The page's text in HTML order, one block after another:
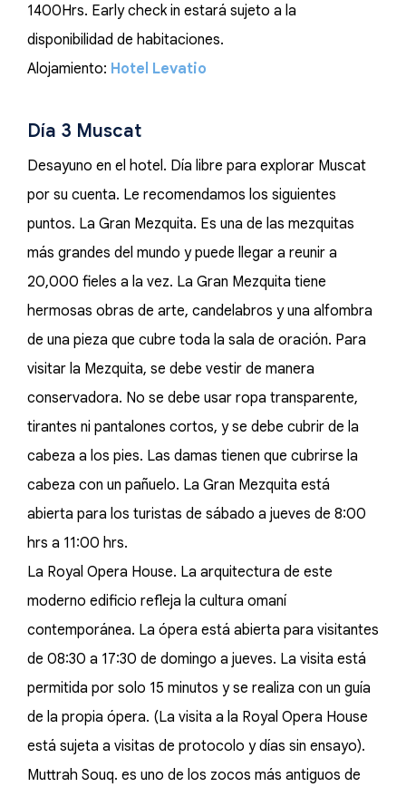
1400Hrs. Early check in estará sujeto a la
disponibilidad de habitaciones.
Alojamiento: Hotel Levatio
Día 3 Muscat
Desayuno en el hotel. Día libre para explorar Muscat
por su cuenta. Le recomendamos los siguientes
puntos. La Gran Mezquita. Es una de las mezquitas
más grandes del mundo y puede llegar a reunir a
20,000 fieles a la vez. La Gran Mezquita tiene
hermosas obras de arte, candelabros y una alfombra
de una pieza que cubre toda la sala de oración. Para
visitar la Mezquita, se debe vestir de manera
conservadora. No se debe usar ropa transparente,
tirantes ni pantalones cortos, y se debe cubrir de la
cabeza a los pies. Las damas tienen que cubrirse la
cabeza con un pañuelo. La Gran Mezquita está
abierta para los turistas de sábado a jueves de 8:00
hrs a 11:00 hrs.
La Royal Opera House. La arquitectura de este
moderno edificio refleja la cultura omaní
contemporánea. La ópera está abierta para visitantes
de 08:30 a 17:30 de domingo a jueves. La visita está
permitida por solo 15 minutos y se realiza con un guía
de la propia ópera. (La visita a la Royal Opera House
está sujeta a visitas de protocolo y días sin ensayo).
Muttrah Souq. es uno de los zocos más antiguos de